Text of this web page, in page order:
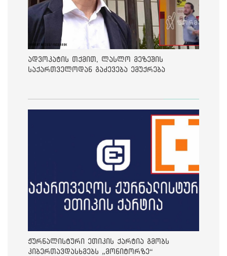
ადვოკატის თქმით, ლასლო მეზეშის
საქართველოდან გაძევება ემუქრება
ჟურნალისტური ეთიკის ქარტია გმობს
კიბერთავდასხმებს „მონიტორზე“